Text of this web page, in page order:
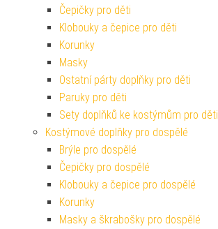
Čepičky pro děti
Klobouky a čepice pro děti
Korunky
Masky
Ostatní párty doplňky pro děti
Paruky pro děti
Sety doplňků ke kostýmům pro děti
Kostýmové doplňky pro dospělé
Brýle pro dospělé
Čepičky pro dospělé
Klobouky a čepice pro dospělé
Korunky
Masky a škrabošky pro dospělé